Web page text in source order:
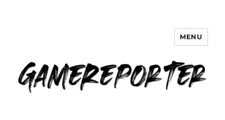
GameReporter | Cultura Gamer
MENU